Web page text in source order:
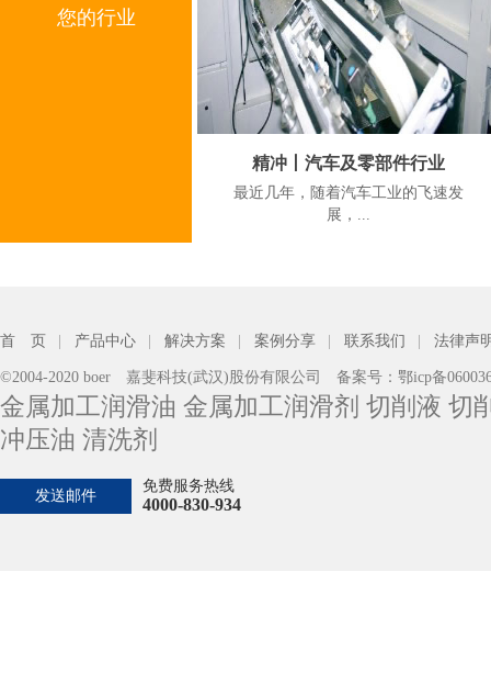
您的行业
您的加工工艺
精冲丨汽车及零部件行业
‍‍‍‍‍‍最近几年，随着汽车工业的飞速发
展，...
首 页 产品中心 解决方案 案例分享 联系我们 法律声
©2004-2020 boer 嘉斐科技(武汉)股份有限公司 备案号： 鄂icp备
金属加工润滑油 金属加工润滑剂 切削液 切
冲压油 清洗剂
发送邮件
免费服务热线
4000-830-934